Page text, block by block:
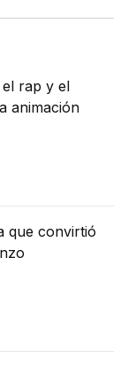
rap y el
animación
que convirtió